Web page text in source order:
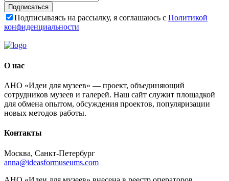
Подписаться
Подписываясь на рассылку, я соглашаюсь с Политикой
конфиденциальности
О нас
АНО «Идеи для музеев» — проект, объединяющий
сотрудников музеев и галерей. Наш сайт служит площадкой
для обмена опытом, обсуждения проектов, популяризации
новых методов работы.
Контакты
Москва, Санкт-Петербург
anna@ideasformuseums.com